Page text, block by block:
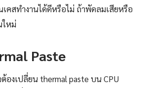
คสทำงานได้ดีหรือไม่ ถ้าพัดลมเสียหรือ
ใหม่
Paste
องเปลี่ยน thermal paste บน CPU